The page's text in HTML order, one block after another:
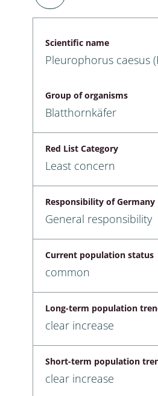
Scientific name
Pleurophorus caesus
Group of organisms
Blatthornkäfer
Red List Category
Least concern
Responsibility of Germany
General responsibility
Current population status
common
Long-term population
clear increase
Short-term population
clear increase